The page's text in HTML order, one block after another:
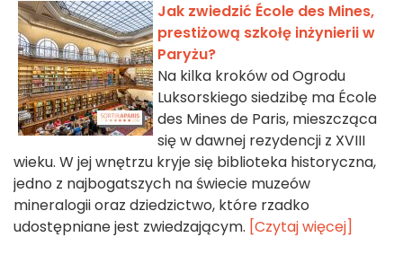
Jak zwiedzić École des Mines,
prestiżową szkołę inżynierii w
Paryżu?
Na kilka kroków od Ogrodu
Luksorskiego siedzibę ma École
des Mines de Paris, mieszcząca
się w dawnej rezydencji z XVIII
wieku. W jej wnętrzu kryje się biblioteka historyczna,
jedno z najbogatszych na świecie muzeów
mineralogii oraz dziedzictwo, które rzadko
udostępniane jest zwiedzającym. [Czytaj więcej]